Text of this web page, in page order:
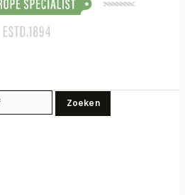
Zoeken